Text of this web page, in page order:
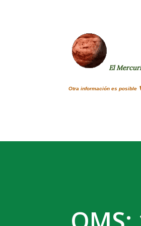
El
Otra información es posible